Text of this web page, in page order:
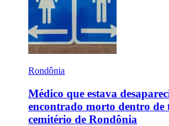
Rondônia
Médico que estava
encontrado morto dentro de
cemitério de Rondônia